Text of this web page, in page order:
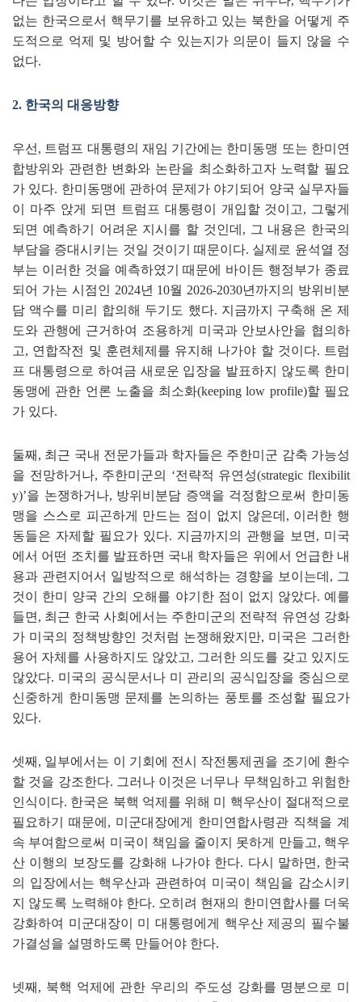
없는 한국으로서 핵무기를 보유하고 있는 북한을 어떻게 주
도적으로 억제 및 방어할 수 있는지가 의문이 들지 않을 수
없다.
2. 한국의 대응방향
우선 , 트럼프 대통령의 재임 기간에는 한미동맹 또는 한미연
합방위와 관련한 변화와 논란을 최소화하고자 노력할 필요
가 있다. 한미동맹에 관하여 문제가 야기되어 양국 실무자들
이 마주 앉게 되면 트럼프 대통령이 개입할 것이고, 그렇게
되면 예측하기 어려운 지시를 할 것인데 , 그 내용은 한국의
부담을 증대시키는 것일 것이기 때문이다. 실제로 윤석열 정
부는 이러한 것을 예측하였기 때문에 바이든 행정부가 종료
되어 가는 시점인 2024년 10월 2026-2030년까지의 방위비분
담 액수를 미리 합의해 두기도 했다. 지금까지 구축해 온 제
도와 관행에 근거하여 조용하게 미국과 안보사안을 협의하
고, 연합작전 및 훈련체제를 유지해 나가야 할 것이다. 트럼
프 대통령으로 하여금 새로운 입장을 발표하지 않도록 한미
동맹에 관한 언론 노출을 최소화(keeping low profile)할 필요
가 있다.
둘째 , 최근 국내 전문가들과 학자들은 주한미군 감축 가능성
을 전망하거나, 주한미군의 ‘전략적 유연성(strategic flexibilit
y)’을 논쟁하거나, 방위비분담 증액을 걱정함으로써 한미동
맹을 스스로 피곤하게 만드는 점이 없지 않은데 , 이러한 행
동들은 자제할 필요가 있다. 지금까지의 관행을 보면 , 미국
에서 어떤 조치를 발표하면 국내 학자들은 위에서 언급한 내
용과 관련지어서 일방적으로 해석하는 경향을 보이는데 , 그
것이 한미 양국 간의 오해를 야기한 점이 없지 않았다. 예를
들면 , 최근 한국 사회에서는 주한미군의 전략적 유연성 강화
가 미국의 정책방향인 것처럼 논쟁해왔지만, 미국은 그러한
용어 자체를 사용하지도 않았고, 그러한 의도를 갖고 있지도
않았다. 미국의 공식문서나 미 관리의 공식입장을 중심으로
신중하게 한미동맹 문제를 논의하는 풍토를 조성할 필요가
있다.
셋째 , 일부에서는 이 기회에 전시 작전통제권을 조기에 환수
할 것을 강조한다. 그러나 이것은 너무나 무책임하고 위험한
인식이다. 한국은 북핵 억제를 위해 미 핵우산이 절대적으로
필요하기 때문에 , 미군대장에게 한미연합사령관 직책을 계
속 부여함으로써 미국이 책임을 줄이지 못하게 만들고, 핵우
산 이행의 보장도를 강화해 나가야 한다. 다시 말하면 , 한국
의 입장에서는 핵우산과 관련하여 미국이 책임을 감소시키
지 않도록 노력해야 한다. 오히려 현재의 한미연합사를 더욱
강화하여 미군대장이 미 대통령에게 핵우산 제공의 필수불
가결성을 설명하도록 만들어야 한다.
넷째 , 북핵 억제에 관한 우리의 주도성 강화를 명분으로 미